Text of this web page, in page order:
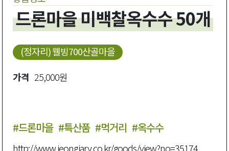
드론마을 미백찰옥수수 50개
(정자리) 웰빙700산골마을
가격 25,000원
#드론마을 #특산품 #먹거리 #옥수수
http://www.jeongjary.co.kr/goods/view?no=35174